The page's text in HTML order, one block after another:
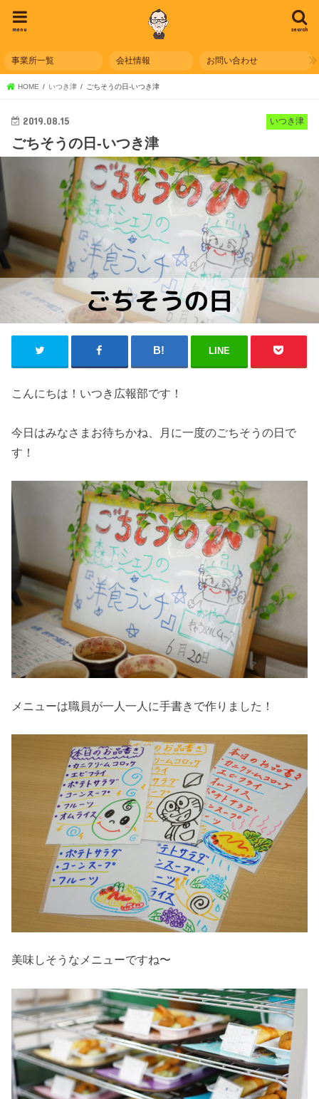
search
menu
事業所一覧 会社情報 お問い合わせ
HOME いつき津 ごちそうの日-いつき津
いつき津
2019.08.15
ごちそうの日-いつき津
LINE
こんにちは！いつき広報部です！
今日はみなさまお待ちかね、月に一度のごちそうの日で
す！
メニューは職員が一人一人に手書きで作りました！
美味しそうなメニューですね〜